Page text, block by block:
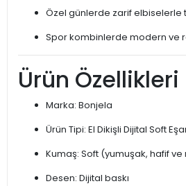
Özel günlerde zarif elbiselerle
Spor kombinlerde modern ve
Ürün Özellikleri
Marka: Bonjela
Ürün Tipi: El Dikişli Dijital Soft
Kumaş: Soft (yumuşak, hafif
Desen: Dijital baskı